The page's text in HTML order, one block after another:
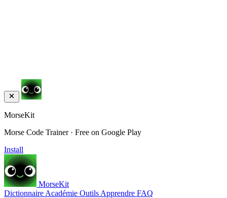
MorseKit
Morse Code Trainer · Free on Google Play
Install
MorseKit
Dictionnaire Académie Outils Apprendre FAQ